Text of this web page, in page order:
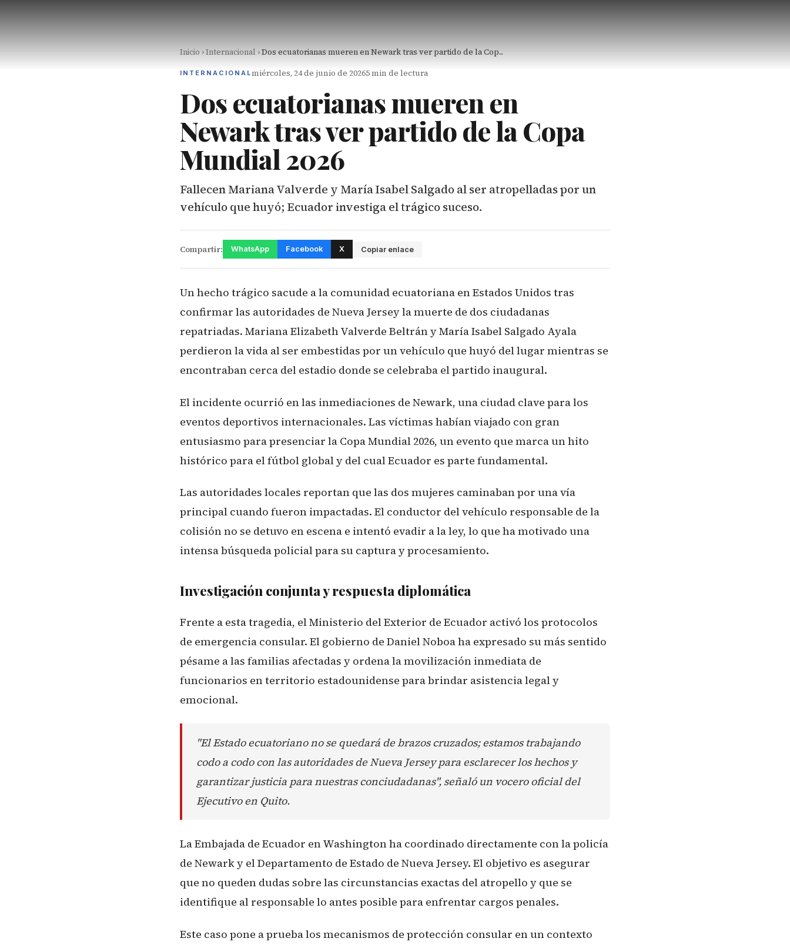
Inicio ›Internacional ›Dos ecuatorianas mueren en Newark tras ver partido de la Cop...
INTERNACIONALmiércoles, 24 de junio de 20265 min de lectura
Dos ecuatorianas mueren en
Newark tras ver partido de la Copa
Mundial 2026
Fallecen Mariana Valverde y María Isabel Salgado al ser atropelladas por un
vehículo que huyó; Ecuador investiga el trágico suceso.
Compartir: WhatsApp Facebook X Copiar enlace
Un hecho trágico sacude a la comunidad ecuatoriana en Estados Unidos tras
confirmar las autoridades de Nueva Jersey la muerte de dos ciudadanas
repatriadas. Mariana Elizabeth Valverde Beltrán y María Isabel Salgado Ayala
perdieron la vida al ser embestidas por un vehículo que huyó del lugar mientras se
encontraban cerca del estadio donde se celebraba el partido inaugural.
El incidente ocurrió en las inmediaciones de Newark, una ciudad clave para los
eventos deportivos internacionales. Las víctimas habían viajado con gran
entusiasmo para presenciar la Copa Mundial 2026, un evento que marca un hito
histórico para el fútbol global y del cual Ecuador es parte fundamental.
Las autoridades locales reportan que las dos mujeres caminaban por una vía
principal cuando fueron impactadas. El conductor del vehículo responsable de la
colisión no se detuvo en escena e intentó evadir a la ley, lo que ha motivado una
intensa búsqueda policial para su captura y procesamiento.
Investigación conjunta y respuesta diplomática
Frente a esta tragedia, el Ministerio del Exterior de Ecuador activó los protocolos
de emergencia consular. El gobierno de Daniel Noboa ha expresado su más sentido
pésame a las familias afectadas y ordena la movilización inmediata de
funcionarios en territorio estadounidense para brindar asistencia legal y
emocional.
"El Estado ecuatoriano no se quedará de brazos cruzados; estamos trabajando
codo a codo con las autoridades de Nueva Jersey para esclarecer los hechos y
garantizar justicia para nuestras conciudadanas", señaló un vocero oficial del
Ejecutivo en Quito.
La Embajada de Ecuador en Washington ha coordinado directamente con la policía
de Newark y el Departamento de Estado de Nueva Jersey. El objetivo es asegurar
que no queden dudas sobre las circunstancias exactas del atropello y que se
identifique al responsable lo antes posible para enfrentar cargos penales.
Este caso pone a prueba los mecanismos de protección consular en un contexto